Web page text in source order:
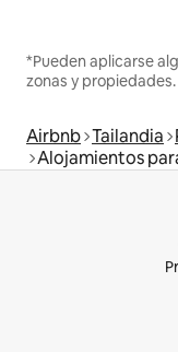
*Pueden aplicarse
zonas y propiedades.
Airbnb Tailandia
Alojamientos